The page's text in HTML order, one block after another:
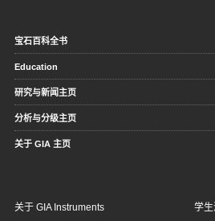
宝石百科全书
Education
研究与新闻主页
分析与分级主页
关于 GIA 主页
关于 GIA Instruments 学